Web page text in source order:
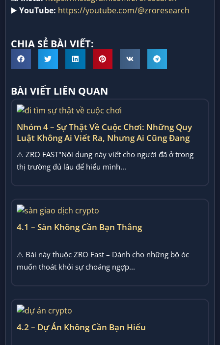
▶️ YouTube: https://youtube.com/@zroresearch
CHIA SẺ BÀI VIẾT:
BÀI VIẾT LIÊN QUAN
Nhóm 4 – Sự Thật Về Cuộc Chơi: Những Quy
Luật Không Ai Viết Ra, Nhưng Ai Cũng Đang
⚠️ ZRO FAST"Nội dung này viết cho người đã ở trong
thị trường đủ lâu để hiểu mình...
4.1 – Sàn Không Cần Bạn Thắng
⚠️ Bài này thuộc ZRO Fast – Dành cho những bộ óc
muốn thoát khỏi sự choáng ngợp...
4.2 – Dự Án Không Cần Bạn Hiểu